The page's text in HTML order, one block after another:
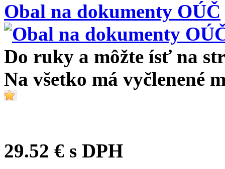
Obal na dokumenty OÚČ
Do ruky a môžte ísť na
Na všetko má vyčlenené
29.52 € s DPH